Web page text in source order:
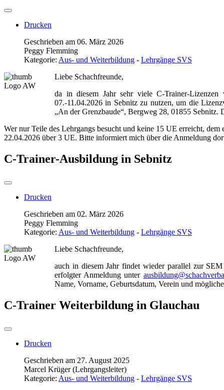
Drucken
Geschrieben am 06. März 2026
Peggy Flemming
Kategorie: Aus- und Weiterbildung - Lehrgänge SVS
Liebe Schachfreunde,
da in diesem Jahr sehr viele C-Trainer-Lizenzen
07.-11.04.2026 in Sebnitz zu nutzen, um die
„An der Grenzbaude“, Bergweg 28, 01855 Sebnitz.
Wer nur Teile des Lehrgangs besucht und keine 15 UE erreicht,
22.04.2026 über 3 UE. Bitte informiert mich über die Anmeldung
C-Trainer-Ausbildung in Sebnitz
Drucken
Geschrieben am 02. März 2026
Peggy Flemming
Kategorie: Aus- und Weiterbildung - Lehrgänge SVS
Liebe Schachfreunde,
auch in diesem Jahr findet wieder parallel zur
erfolgter Anmeldung unter
Name, Vorname, Geburtsdatum, Verein und
C-Trainer Weiterbildung in Glauchau
Drucken
Geschrieben am 27. August 2025
Marcel Krüger (Lehrgangsleiter)
Kategorie: Aus- und Weiterbildung - Lehrgänge SVS